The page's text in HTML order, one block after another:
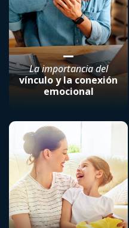
La importancia del
vínculo y la conexión
emocional